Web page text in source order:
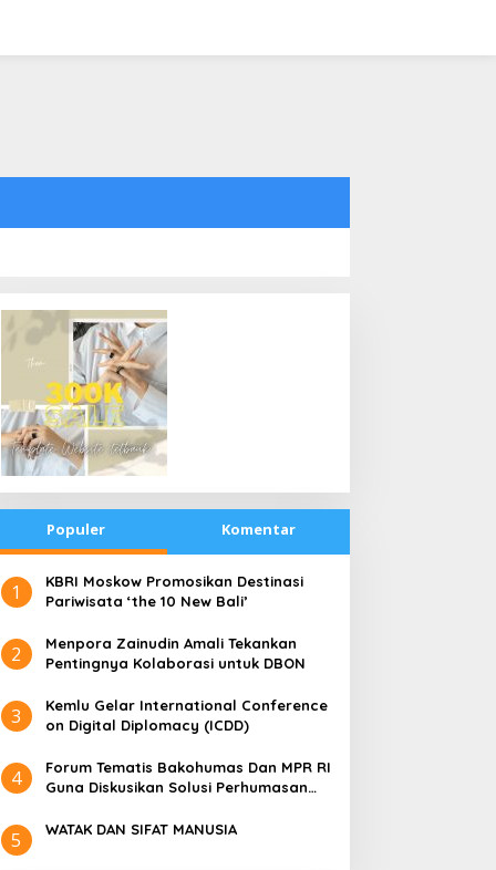
Populer Komentar
1
​KBRI Moskow Promosikan Destinasi
Pariwisata ‘the 10 New Bali’
2
​Menpora Zainudin Amali Tekankan
Pentingnya Kolaborasi untuk DBON
3
​Kemlu Gelar International Conference
on Digital Diplomacy (ICDD)
4
Forum Tematis Bakohumas Dan MPR RI
Guna Diskusikan Solusi Perhumasan
Masing
5 WATAK DAN SIFAT MANUSIA